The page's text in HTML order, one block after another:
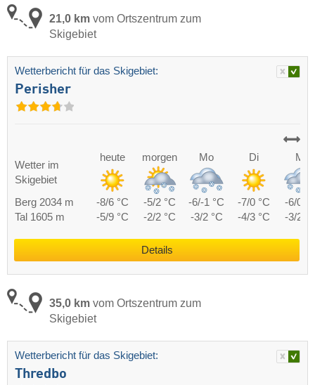
21,0 km vom Ortszentrum zum
Skigebiet
Wetterbericht für das Skigebiet:
Perisher
Wetter im
Skigebiet
heute morgen Mo Di Mi
Berg 2034 m -8/6 °C -5/2 °C -6/-1 °C -7/0 °C
-6/0
Tal 1605 m
-5/9 °C -2/2 °C -3/2 °C -4/3 °C -3/2
Details
35,0 km vom Ortszentrum zum
Skigebiet
Wetterbericht für das Skigebiet:
Thredbo